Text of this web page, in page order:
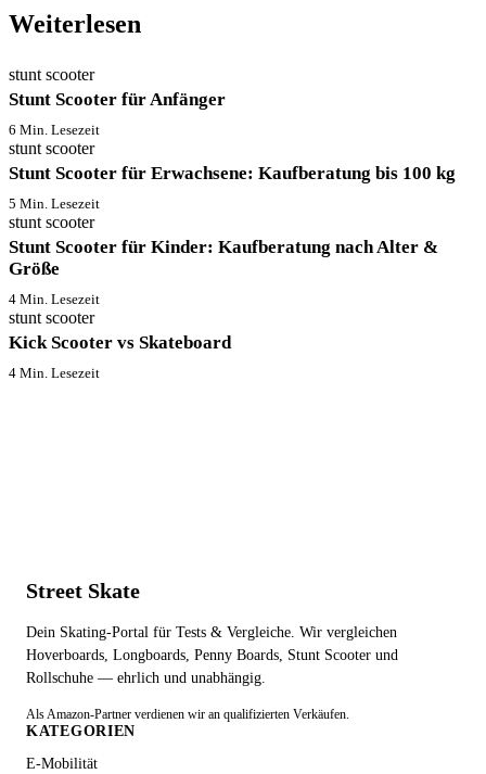
Weiterlesen
stunt scooter
Stunt Scooter für Anfänger
6 Min. Lesezeit
stunt scooter
Stunt Scooter für Erwachsene: Kaufberatung bis 100 kg
5 Min. Lesezeit
stunt scooter
Stunt Scooter für Kinder: Kaufberatung nach Alter &
Größe
4 Min. Lesezeit
stunt scooter
Kick Scooter vs Skateboard
4 Min. Lesezeit
Street Skate
Dein Skating-Portal für Tests & Vergleiche. Wir vergleichen
Hoverboards, Longboards, Penny Boards, Stunt Scooter und
Rollschuhe — ehrlich und unabhängig.
Als Amazon-Partner verdienen wir an qualifizierten Verkäufen.
KATEGORIEN
E-Mobilität